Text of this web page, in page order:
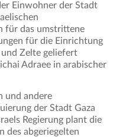
Einwohner der Stadt
für das umstrittene
für die Einrichtung
Zelte geliefert
Adraee in arabischer
und andere
der Stadt Gaza
Regierung plant die
des abgeriegelten